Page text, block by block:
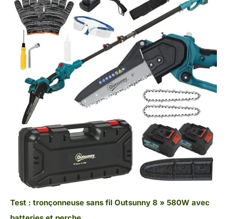
Test : tronçonneuse sans fil Outsunny 8 » 580W avec